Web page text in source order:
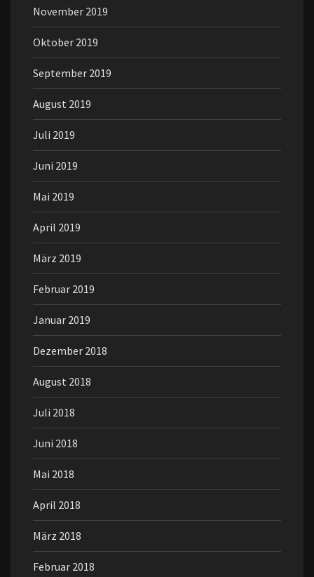
November 2019
Oktober 2019
September 2019
August 2019
Juli 2019
Juni 2019
Mai 2019
April 2019
März 2019
Februar 2019
Januar 2019
Dezember 2018
August 2018
Juli 2018
Juni 2018
Mai 2018
April 2018
März 2018
Februar 2018